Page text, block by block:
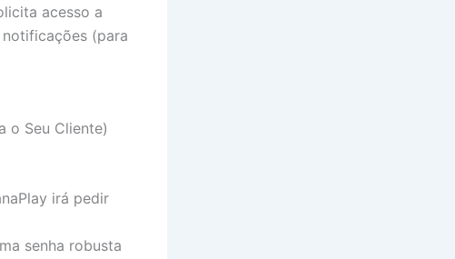
acesso a
(para
o Seu Cliente)
irá pedir
senha robusta